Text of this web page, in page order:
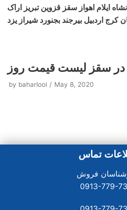
ایلام اهواز سقز قزوین تبریز اراک
کرج اردبیل بیرجند بجنورد شیراز یزد
در سقز لیست قیمت روز
by baharlooi May 8, 2020
تماس
0913-779-